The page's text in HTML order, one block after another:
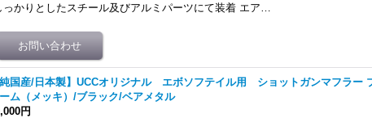
っかりとしたスチール及びアルミパーツにて装着 エア…
純国産/日本製】UCCオリジナル エボソフテイル用 ショットガンマフラー
ム（メッキ）/ブラック/ベアメタル
円